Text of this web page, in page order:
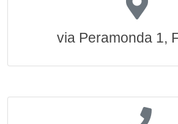
via Peramonda 1,